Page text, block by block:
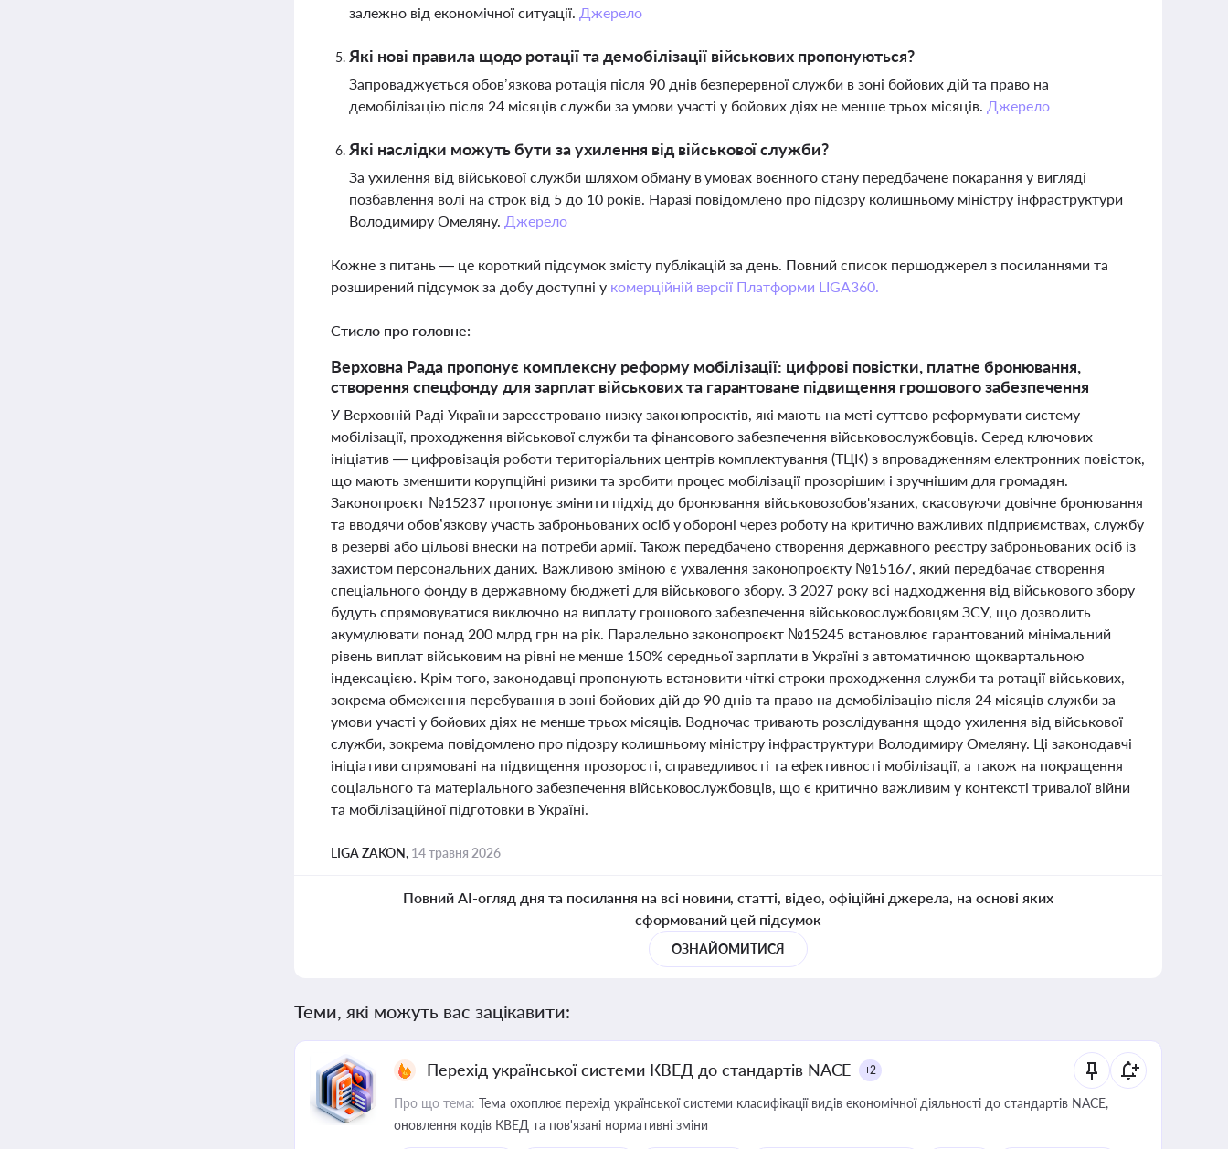
залежно від економічної ситуації. Джерело
Які нові правила щодо ротації та демобілізації військових пропонуються?
Запроваджується обов’язкова ротація після 90 днів безперервної служби в зоні бойових дій та право на
демобілізацію після 24 місяців служби за умови участі у бойових діях не менше трьох місяців. Джерело
Які наслідки можуть бути за ухилення від військової служби?
За ухилення від військової служби шляхом обману в умовах воєнного стану передбачене покарання у вигляді
позбавлення волі на строк від 5 до 10 років. Наразі повідомлено про підозру колишньому міністру інфраструктури
Володимиру Омеляну. Джерело
Кожне з питань — це короткий підсумок змісту публікацій за день. Повний список першоджерел з посиланнями та
розширений підсумок за добу доступні у комерційній версії Платформи LIGA360.
Стисло про головне:
Верховна Рада пропонує комплексну реформу мобілізації: цифрові повістки, платне бронювання,
створення спецфонду для зарплат військових та гарантоване підвищення грошового забезпечення
У Верховній Раді України зареєстровано низку законопроєктів, які мають на меті суттєво реформувати систему
мобілізації, проходження військової служби та фінансового забезпечення військовослужбовців. Серед ключових
ініціатив — цифровізація роботи територіальних центрів комплектування (ТЦК) з впровадженням електронних повісток,
що мають зменшити корупційні ризики та зробити процес мобілізації прозорішим і зручнішим для громадян.
Законопроєкт №15237 пропонує змінити підхід до бронювання військовозобов'язаних, скасовуючи довічне бронювання
та вводячи обов’язкову участь заброньованих осіб у обороні через роботу на критично важливих підприємствах, службу
в резерві або цільові внески на потреби армії. Також передбачено створення державного реєстру заброньованих осіб із
захистом персональних даних. Важливою зміною є ухвалення законопроєкту №15167, який передбачає створення
спеціального фонду в державному бюджеті для військового збору. З 2027 року всі надходження від військового збору
будуть спрямовуватися виключно на виплату грошового забезпечення військовослужбовцям ЗСУ, що дозволить
акумулювати понад 200 млрд грн на рік. Паралельно законопроєкт №15245 встановлює гарантований мінімальний
рівень виплат військовим на рівні не менше 150% середньої зарплати в Україні з автоматичною щоквартальною
індексацією. Крім того, законодавці пропонують встановити чіткі строки проходження служби та ротації військових,
зокрема обмеження перебування в зоні бойових дій до 90 днів та право на демобілізацію після 24 місяців служби за
умови участі у бойових діях не менше трьох місяців. Водночас тривають розслідування щодо ухилення від військової
служби, зокрема повідомлено про підозру колишньому міністру інфраструктури Володимиру Омеляну. Ці законодавчі
ініціативи спрямовані на підвищення прозорості, справедливості та ефективності мобілізації, а також на покращення
соціального та матеріального забезпечення військовослужбовців, що є критично важливим у контексті тривалої війни
та мобілізаційної підготовки в Україні.
LIGA ZAKON, 14 травня 2026
Повний AI-огляд дня та посилання на всі новини, статті, відео, офіційні джерела, на основі яких
сформований цей підсумок
ОЗНАЙОМИТИСЯ
Теми, які можуть вас зацікавити:
Перехід української системи КВЕД до стандартів NACE +2
Про що тема: Тема охоплює перехід української системи класифікації видів економічної діяльності до стандартів NACE,
оновлення кодів КВЕД та пов'язані нормативні зміни